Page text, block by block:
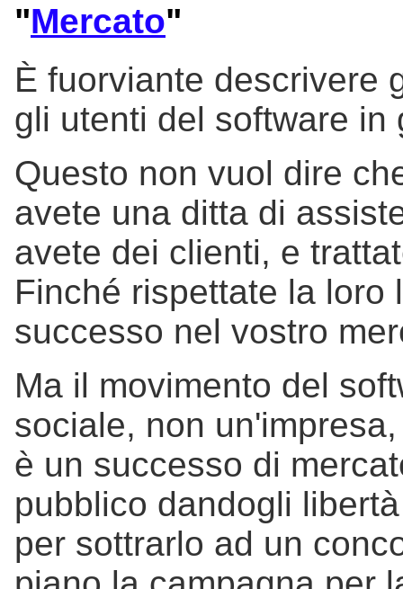
"Mercato"
È fuorviante descrivere
gli utenti del software in
Questo non vuol dire
avete una ditta di
avete dei clienti, e
Finché rispettate la loro
successo nel vostro
Ma il movimento del
sociale, non
è un successo di
pubblico dandogli
per sottrarlo ad un